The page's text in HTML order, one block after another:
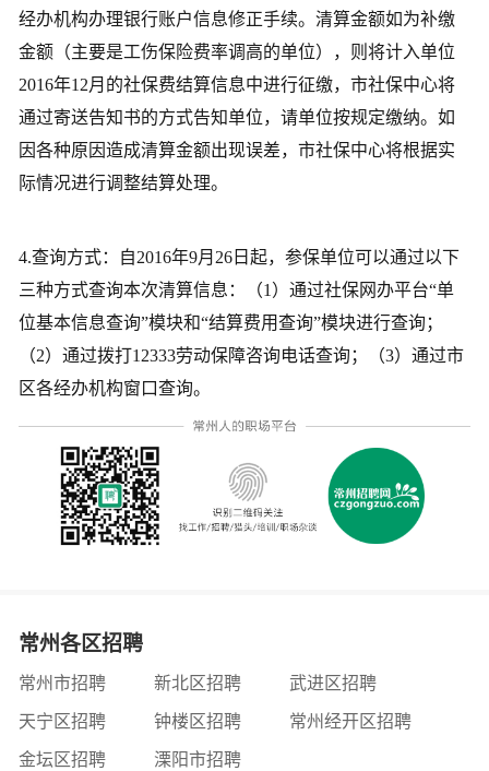
经办机构办理银行账户信息修正手续。清算金额如为补缴
金额（主要是工伤保险费率调高的单位），则将计入单位
2016年12月的社保费结算信息中进行征缴，市社保中心将
通过寄送告知书的方式告知单位，请单位按规定缴纳。如
因各种原因造成清算金额出现误差，市社保中心将根据实
际情况进行调整结算处理。
4.查询方式：自2016年9月26日起，参保单位可以通过以下
三种方式查询本次清算信息：（1）通过社保网办平台“单
位基本信息查询”模块和“结算费用查询”模块进行查询；
（2）通过拨打12333劳动保障咨询电话查询；（3）通过市
区各经办机构窗口查询。
常州各区招聘
常州市招聘 新北区招聘 武进区招聘
天宁区招聘 钟楼区招聘 常州经开区招聘
金坛区招聘 溧阳市招聘
长按或截图扫码关注
接收更多招聘信息